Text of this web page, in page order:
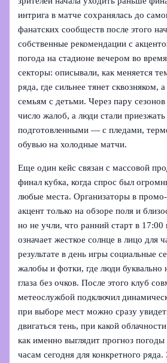
интрига в матче сохранялась до
фанатских сообществ после этого
собственные рекомендации с
погода на стадионе вечером во
секторы: описывали, как меняется
ряда, где сильнее тянет сквозняком,
семьям с детьми. Через пару
число жалоб, а люди стали приезжать
подготовленными — с пледами,
обувью на холодные матчи.
Еще один кейс связан с массовой
финал кубка, когда спрос был
любые места. Организаторы в промо-
акцент только на обзоре поля и
но не учли, что ранний старт в 17:00
означает жесткое солнце в лицо для
результате в день игры социальные
жалобы и фотки, где люди буквально
глаза без очков. После этого клуб
метеослужбой подключил
при выборе мест можно сразу
двигаться тень, при какой
как именно выглядит прогноз погоды
часам сегодня для конкретного